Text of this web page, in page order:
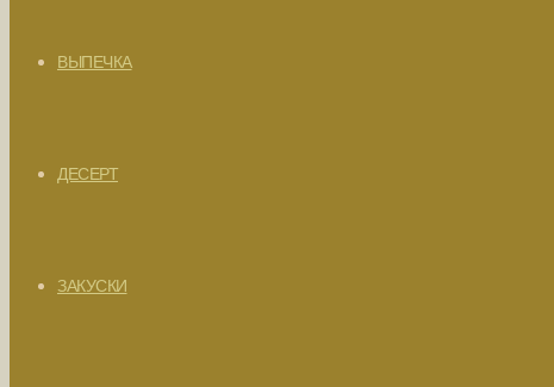
ВЫПЕЧКА
ДЕСЕРТ
ЗАКУСКИ